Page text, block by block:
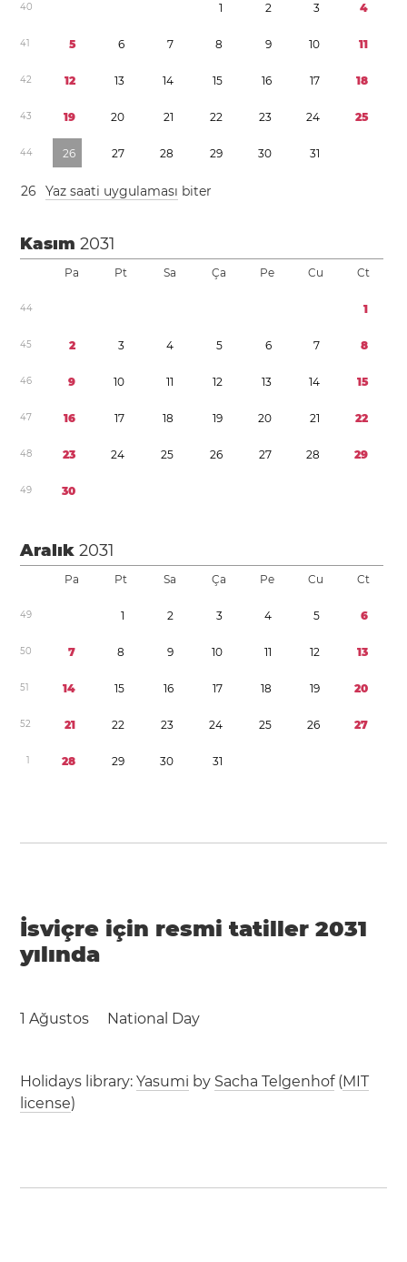
40 1 2 3 4
41 5 6 7 8 9 10 11
42 12 13 14 15 16 17 18
43 19 20 21 22 23 24 25
44 26 27 28 29 30 31
26 Yaz saati uygulaması biter
Kasım2031
Pa Pt Sa Ça Pe Cu Ct
44 1
45 2 3 4 5 6 7 8
46 9 10 11 12 13 14 15
47 16 17 18 19 20 21 22
48 23 24 25 26 27 28 29
49 30
Aralık2031
Pa Pt Sa Ça Pe Cu Ct
49 1 2 3 4 5 6
50 7 8 9 10 11 12 13
51 14 15 16 17 18 19 20
52 21 22 23 24 25 26 27
1 28 29 30 31
İsviçre için resmi tatiller 2031
yılında
1 Ağustos National Day
Holidays library:Yasumi by Sacha Telgenhof(MIT
license)